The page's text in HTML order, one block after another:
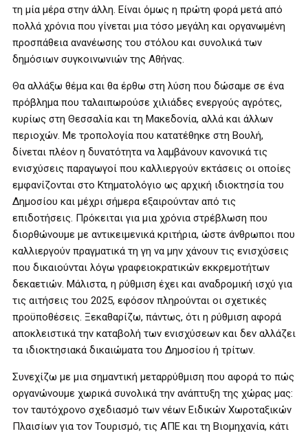
τη μία μέρα στην άλλη. Είναι όμως η πρώτη φορά μετά από
πολλά χρόνια που γίνεται μια τόσο μεγάλη και οργανωμένη
προσπάθεια ανανέωσης του στόλου και συνολικά των
δημόσιων συγκοινωνιών της Αθήνας.
Θα αλλάξω θέμα και θα έρθω στη λύση που δώσαμε σε ένα
πρόβλημα που ταλαιπωρούσε χιλιάδες ενεργούς αγρότες,
κυρίως στη Θεσσαλία και τη Μακεδονία, αλλά και άλλων
περιοχών. Με τροπολογία που κατατέθηκε στη Βουλή,
δίνεται πλέον η δυνατότητα να λαμβάνουν κανονικά τις
ενισχύσεις παραγωγοί που καλλιεργούν εκτάσεις οι οποίες
εμφανίζονται στο Κτηματολόγιο ως αρχική ιδιοκτησία του
Δημοσίου και μέχρι σήμερα εξαιρούνταν από τις
επιδοτήσεις. Πρόκειται για μια χρόνια στρέβλωση που
διορθώνουμε με αντικειμενικά κριτήρια, ώστε άνθρωποι που
καλλιεργούν πραγματικά τη γη να μην χάνουν τις ενισχύσεις
που δικαιούνται λόγω γραφειοκρατικών εκκρεμοτήτων
δεκαετιών. Μάλιστα, η ρύθμιση έχει και αναδρομική ισχύ για
τις αιτήσεις του 2025, εφόσον πληρούνται οι σχετικές
προϋποθέσεις. Ξεκαθαρίζω, πάντως, ότι η ρύθμιση αφορά
αποκλειστικά την καταβολή των ενισχύσεων και δεν αλλάζει
τα ιδιοκτησιακά δικαιώματα του Δημοσίου ή τρίτων.
Συνεχίζω με μια σημαντική μεταρρύθμιση που αφορά το πώς
οργανώνουμε χωρικά συνολικά την ανάπτυξη της χώρας μας:
τον ταυτόχρονο σχεδιασμό των νέων Ειδικών Χωροταξικών
Πλαισίων για τον Τουρισμό, τις ΑΠΕ και τη Βιομηχανία, κάτι